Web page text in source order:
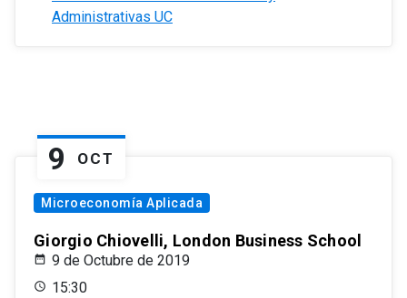
Administrativas UC
9 OCT
Microeconomía Aplicada
Giorgio Chiovelli, London Business School
9 de Octubre de 2019
15:30